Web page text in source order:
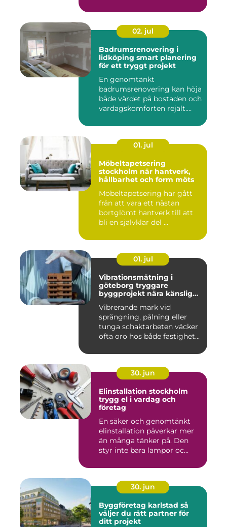
02. jul
Badrumsrenovering i
lidköping smart planering
för ett tryggt projekt
En genomtänkt
badrumsrenovering kan höja
både värdet på bostaden och
vardagskomforten rejält.
01. jul
Möbeltapetsering
stockholm när hantverk,
hållbarhet och form möts
Möbeltapetsering har gått
från att vara ett nästan
bortglömt hantverk till att
bli en självklar del ...
01. jul
Vibrationsmätning i
göteborg tryggare
byggprojekt nära känsliga
Vibrerande mark vid
sprängning, pålning eller
tunga schaktarbeten väcker
ofta oro hos både fastighet...
30. jun
Elinstallation stockholm
trygg el i vardag och
företag
En säker och genomtänkt
elinstallation påverkar mer
än många tänker på. Den
styr inte bara lampor oc...
30. jun
Byggföretag karlstad så
väljer du rätt partner för
ditt projekt